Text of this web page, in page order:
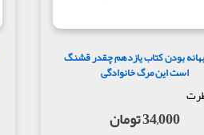
بودن کتاب یازدهم چقدر قشنگ
است این مرگ خانوادگی
34,000 تومان